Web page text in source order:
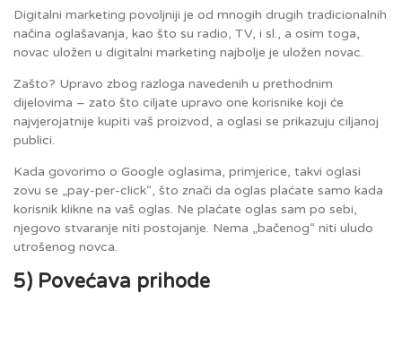
Digitalni marketing povoljniji je od mnogih drugih tradicionalnih
načina oglašavanja, kao što su radio, TV, i sl., a osim toga,
novac uložen u digitalni marketing najbolje je uložen novac.
Zašto? Upravo zbog razloga navedenih u prethodnim
dijelovima – zato što ciljate upravo one korisnike koji će
najvjerojatnije kupiti vaš proizvod, a oglasi se prikazuju ciljanoj
publici.
Kada govorimo o Google oglasima, primjerice, takvi oglasi
zovu se „pay-per-click“, što znači da oglas plaćate samo kada
korisnik klikne na vaš oglas. Ne plaćate oglas sam po sebi,
njegovo stvaranje niti postojanje. Nema „bačenog“ niti uludo
utrošenog novca.
5) Povećava prihode